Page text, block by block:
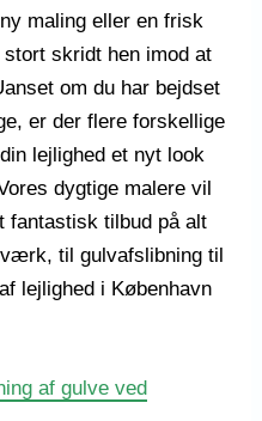
maling eller en frisk
skridt hen imod at
om du har bejdset
er der flere forskellige
lejlighed et nyt look
dygtige malere vil
fantastisk tilbud på alt
til gulvafslibning til
af lejlighed i København
af gulve ved